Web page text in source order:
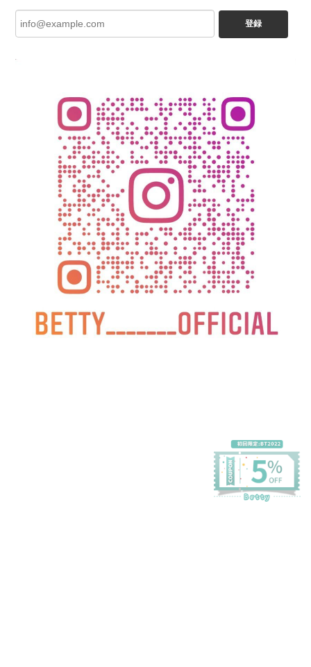
登録